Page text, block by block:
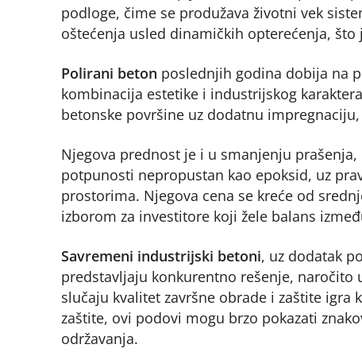
podloge, čime se produžava životni vek
oštećenja usled dinamičkih opterećenja,
Polirani beton poslednjih godina dobija na
kombinacija estetike i industrijskog
betonske površine uz dodatnu
Njegova prednost je i u smanjenju
potpunosti nepropustan kao epoksid, uz
prostorima. Njegova cena se kreće od
izborom za investitore koji žele balans
Savremeni industrijski betoni, uz dodatak
predstavljaju konkurentno rešenje,
slučaju kvalitet završne obrade i zaštite
zaštite, ovi podovi mogu brzo pokazati
održavanja.